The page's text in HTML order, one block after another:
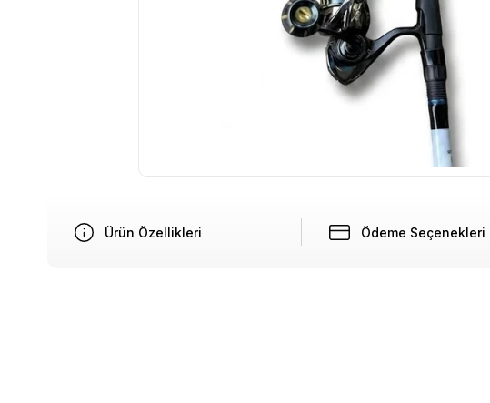
Ürün Özellikleri Ödeme Seçenekleri